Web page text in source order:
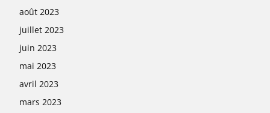
août 2023
juillet 2023
juin 2023
mai 2023
avril 2023
mars 2023